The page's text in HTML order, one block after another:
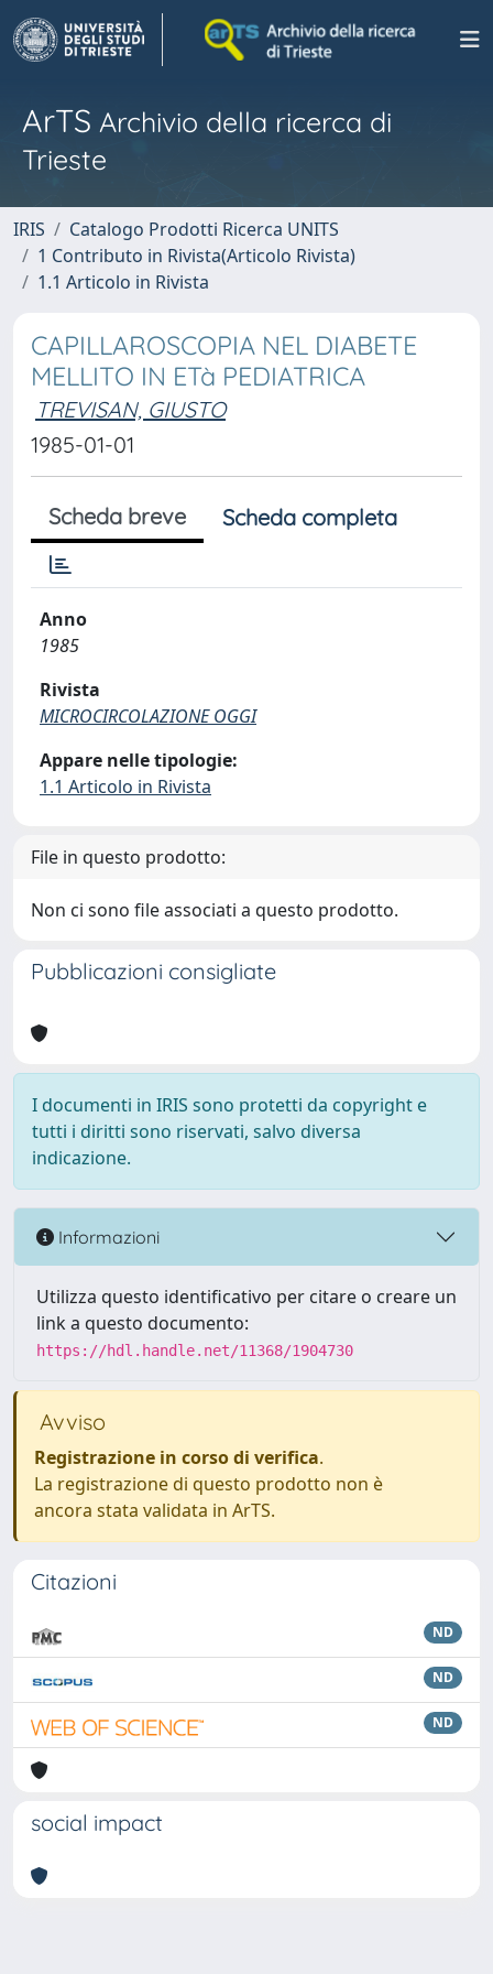
ArTS Archivio della ricerca di
Trieste
IRIS
Catalogo Prodotti Ricerca UNITS
1 Contributo in Rivista(Articolo Rivista)
1.1 Articolo in Rivista
CAPILLAROSCOPIA NEL DIABETE
MELLITO IN ETà PEDIATRICA
TREVISAN, GIUSTO
1985-01-01
Scheda breve Scheda completa
Anno
1985
Rivista
MICROCIRCOLAZIONE OGGI
Appare nelle tipologie:
1.1 Articolo in Rivista
File in questo prodotto:
Non ci sono file associati a questo prodotto.
Pubblicazioni consigliate
I documenti in IRIS sono protetti da copyright e
tutti i diritti sono riservati, salvo diversa
indicazione.
Informazioni
Utilizza questo identificativo per citare o creare un
link a questo documento:
https://hdl.handle.net/11368/1904730
Avviso
Registrazione in corso di verifica.
La registrazione di questo prodotto non è
ancora stata validata in ArTS.
Citazioni
ND
ND
ND
social impact